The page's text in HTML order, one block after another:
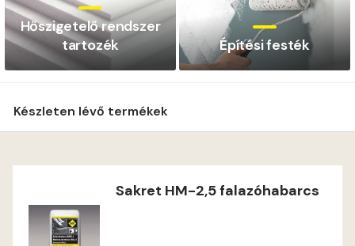
Hőszigetelő rendszer
tartozék
Építési festék
Készleten lévő termékek
Sakret HM-2,5 falazóhabarcs